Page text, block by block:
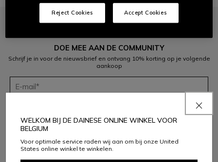
DOE MEE AAN DE COMMUNITY
Schrijf je in voor de nieuwsbrief en ontvang 10% korting op je volgende
aankoop
bevestig
WELKOM BIJ DE DAINESE ONLINE WINKEL VOOR
BELGIUM
Voor optimale service raden wij aan om bij onze United
States online winkel te winkelen.
Reject Cookies Accept Cookies